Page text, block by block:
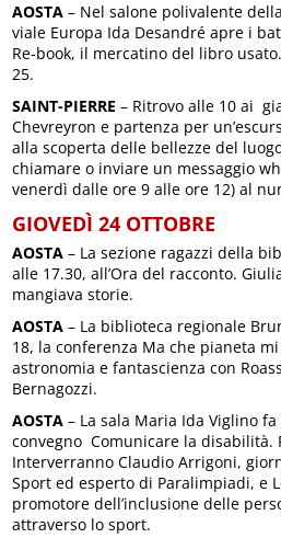
AOSTA – Nel salone polivalente
viale Europa Ida Desandré apre i
Re-book, il mercatino del libro
25.
SAINT-PIERRE – Ritrovo alle 10 ai
Chevreyron e partenza per
alla scoperta delle bellezze del
chiamare o inviare un messaggio
venerdì dalle ore 9 alle ore 12) al
GIOVEDÌ 24 OTTOBRE
AOSTA – La sezione ragazzi della
alle 17.30, all’Ora del racconto.
mangiava storie.
AOSTA – La biblioteca regionale
18, la conferenza Ma che pianeta
astronomia e fantascienza con
Bernagozzi.
AOSTA – La sala Maria Ida Viglino
convegno Comunicare la disabilità.
Interverranno Claudio Arrigoni,
Sport ed esperto di Paralimpiadi, e
promotore dell’inclusione delle
attraverso lo sport.